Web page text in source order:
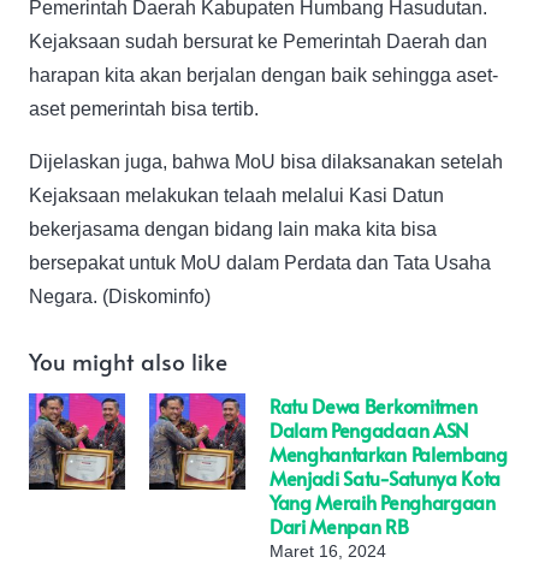
Pemerintah Daerah Kabupaten Humbang Hasudutan.
Kejaksaan sudah bersurat ke Pemerintah Daerah dan
harapan kita akan berjalan dengan baik sehingga aset-
aset pemerintah bisa tertib.
Dijelaskan juga, bahwa MoU bisa dilaksanakan setelah
Kejaksaan melakukan telaah melalui Kasi Datun
bekerjasama dengan bidang lain maka kita bisa
bersepakat untuk MoU dalam Perdata dan Tata Usaha
Negara. (Diskominfo)
You might also like
Ratu Dewa Berkomitmen
Dalam Pengadaan ASN
Menghantarkan Palembang
Menjadi Satu-Satunya Kota
Yang Meraih Penghargaan
Dari Menpan RB
Maret 16, 2024